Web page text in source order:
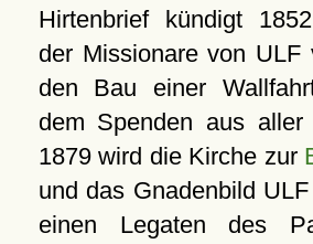
Hirtenbrief kündigt
der Missionare von
den Bau einer
dem Spenden aus aller
1879 wird die Kirche zur
und das Gnadenbild
einen Legaten des